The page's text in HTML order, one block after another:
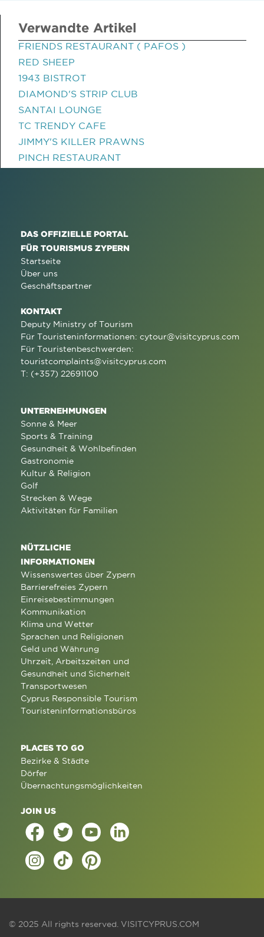
Verwandte Artikel
FRIENDS RESTAURANT ( PAFOS )
RED SHEEP
1943 BISTROT
DIAMOND'S STRIP CLUB
SANTAI LOUNGE
TC TRENDY CAFE
JIMMY'S KILLER PRAWNS
PINCH RESTAURANT
DAS OFFIZIELLE PORTAL
FÜR TOURISMUS ZYPERN
Startseite
Über uns
Geschäftspartner
KONTAKT
Deputy Ministry of Tourism
Für Touristeninformationen: cytour@visitcyprus.com
Für Touristenbeschwerden:
touristcomplaints@visitcyprus.com
T: (+357) 22691100
UNTERNEHMUNGEN
Sonne & Meer
Sports & Training
Gesundheit & Wohlbefinden
Gastronomie
Kultur & Religion
Golf
Strecken & Wege
Aktivitäten für Familien
NÜTZLICHE
INFORMATIONEN
Wissenswertes über Zypern
Barrierefreies Zypern
Einreisebestimmungen
Kommunikation
Klima und Wetter
Sprachen und Religionen
Geld und Währung
Uhrzeit, Arbeitszeiten und
Gesundheit und Sicherheit
Transportwesen
Cyprus Responsible Tourism
Touristeninformationsbüros
PLACES TO GO
Bezirke & Städte
Dörfer
Übernachtungsmöglichkeiten
JOIN US
© 2025 All rights reserved. VISITCYPRUS.COM